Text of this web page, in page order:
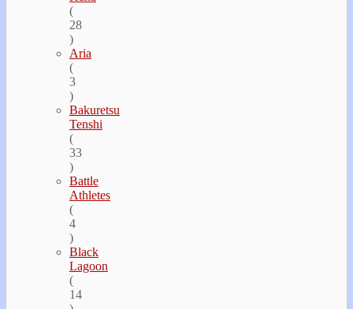
(
28
)
Aria
(
3
)
Bakuretsu
Tenshi
(
33
)
Battle
Athletes
(
4
)
Black
Lagoon
(
14